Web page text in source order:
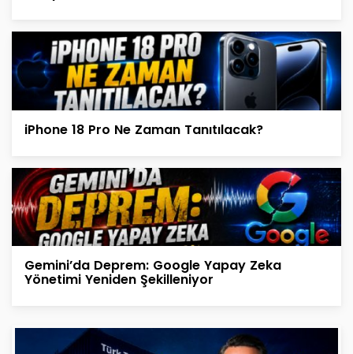
iPhone 18 Pro Ne Zaman Tanıtılacak?
Gemini’da Deprem: Google Yapay Zeka
Yönetimi Yeniden Şekilleniyor